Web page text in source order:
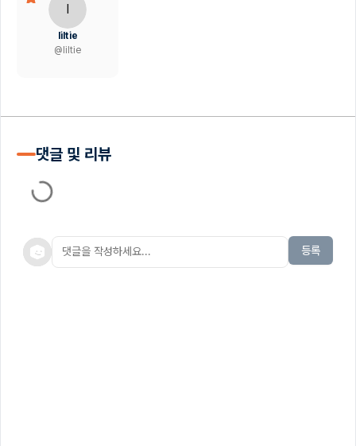
l
liltie
@liltie
댓글 및 리뷰
등록